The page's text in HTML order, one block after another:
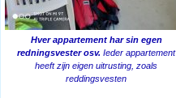
Hver appartement har sin egen
redningsvester osv. Ieder appartement
heeft zijn eigen uitrusting, zoals
reddingsvesten